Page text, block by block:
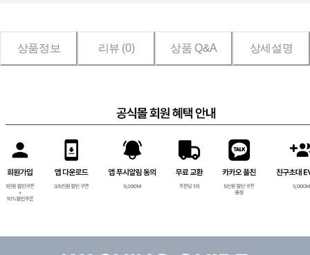
상품정보 리뷰 (0) 상품 Q&A 상세설명